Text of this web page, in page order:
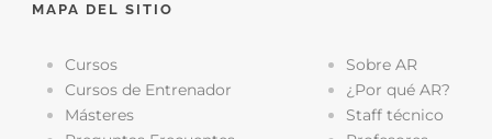
MAPA DEL SITIO
Cursos
Cursos de Entrenador
Másteres
Sobre AR
¿Por qué AR?
Staff técnico